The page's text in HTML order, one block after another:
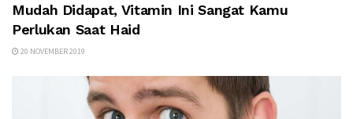
Mudah Didapat, Vitamin Ini Sangat Kamu
Perlukan Saat Haid
20 NOVEMBER 2019